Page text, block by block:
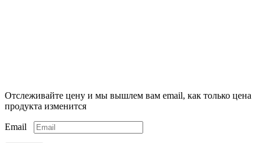
Отслеживайте цену и мы вышлем вам email, как только цена
продукта изменится
Email